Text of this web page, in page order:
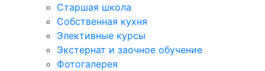
Старшая школа
Собственная кухня
Элективные курсы
Экстернат и заочное обучение
Фотогалерея